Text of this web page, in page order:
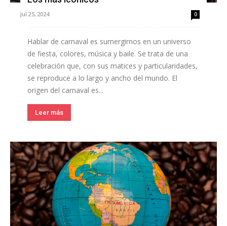
Jul 25, 2024 0
Hablar de carnaval es sumergirnos en un universo
de fiesta, colores, música y baile. Se trata de una
celebración que, con sus matices y particularidades,
se reproduce a lo largo y ancho del mundo. El
origen del carnaval es...
Leer más